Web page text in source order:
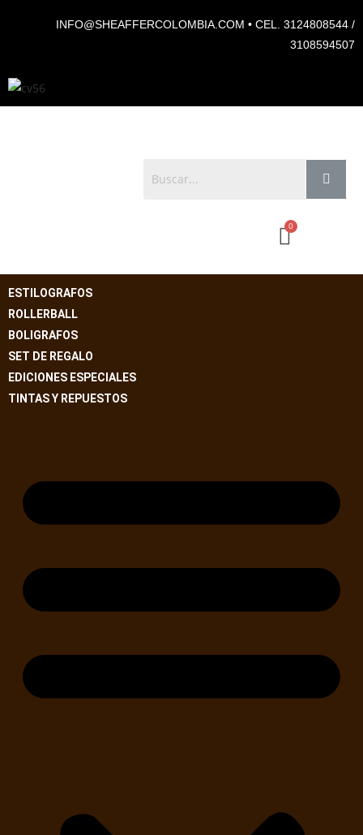
INFO@SHEAFFERCOLOMBIA.COM • CEL. 3124808544 /
3108594507
ESTILOGRAFOS
ROLLERBALL
BOLIGRAFOS
SET DE REGALO
EDICIONES ESPECIALES
TINTAS Y REPUESTOS